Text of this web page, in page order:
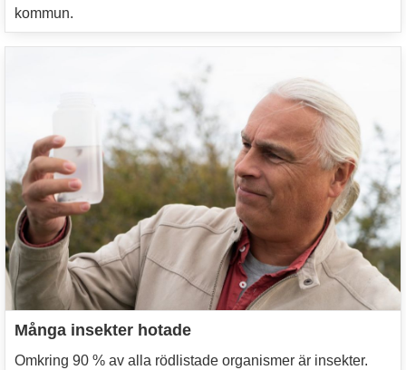
kommun.
Många insekter hotade
Omkring 90 % av alla rödlistade organismer är insekter.